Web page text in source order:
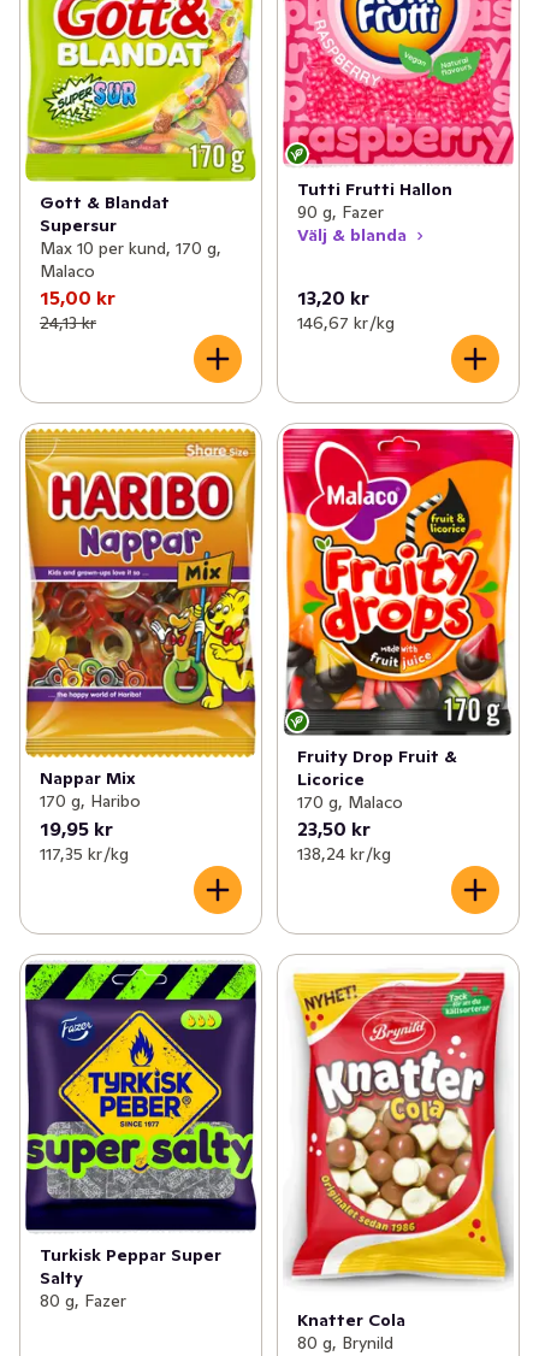
Gott & Blandat
Supersur
Max 10 per kund, 170 g,
Malaco
15,00 kr
24,13 kr
Tutti Frutti Hallon
90 g, Fazer
Välj & blanda
13,20 kr
146,67 kr /kg
Nappar Mix
170 g, Haribo
19,95 kr
117,35 kr /kg
Fruity Drop Fruit &
Licorice
170 g, Malaco
23,50 kr
138,24 kr /kg
Turkisk Peppar Super
Salty
80 g, Fazer
Knatter Cola
80 g, Brynild